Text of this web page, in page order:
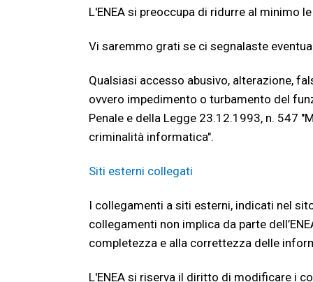
L'ENEA si preoccupa di ridurre al minimo
Vi saremmo grati se ci segnalaste
Qualsiasi accesso abusivo, alterazione,
ovvero impedimento o turbamento del
Penale e della Legge 23.12.1993, n. 547
criminalità informatica".
Siti esterni collegati
I collegamenti a siti esterni, indicati nel
collegamenti non implica da parte
completezza e alla correttezza delle
L'ENEA si riserva il diritto di modificare i